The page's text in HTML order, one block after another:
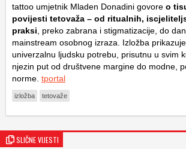
tattoo umjetnik Mladen Donadini govore o
povijesti tetovaža – od ritualnih,
praksi , preko zabrana i stigmatizacije, do
mainstream osobnog izraza. Izložba
univerzalnu ljudsku potrebu, prisutnu u svim
njezin put od društvene margine do modne,
norme. tportal
izložba tetovaže
SLIČNE VIJESTI